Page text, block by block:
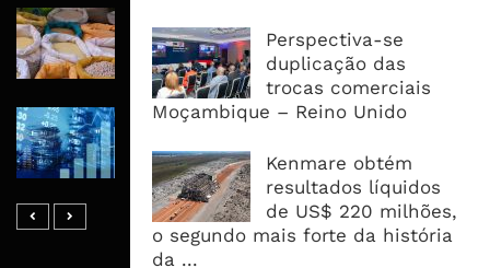
Perspectiva-se
duplicação das
trocas comerciais
Moçambique – Reino Unido
Kenmare obtém
resultados líquidos
de US$ 220 milhões,
o segundo mais forte da história
da ...
Nova Fase de Risco Após Meses de
Oferta Confortável
Dívida Pública Sobe Para 75,2% do
Endividamento Interno